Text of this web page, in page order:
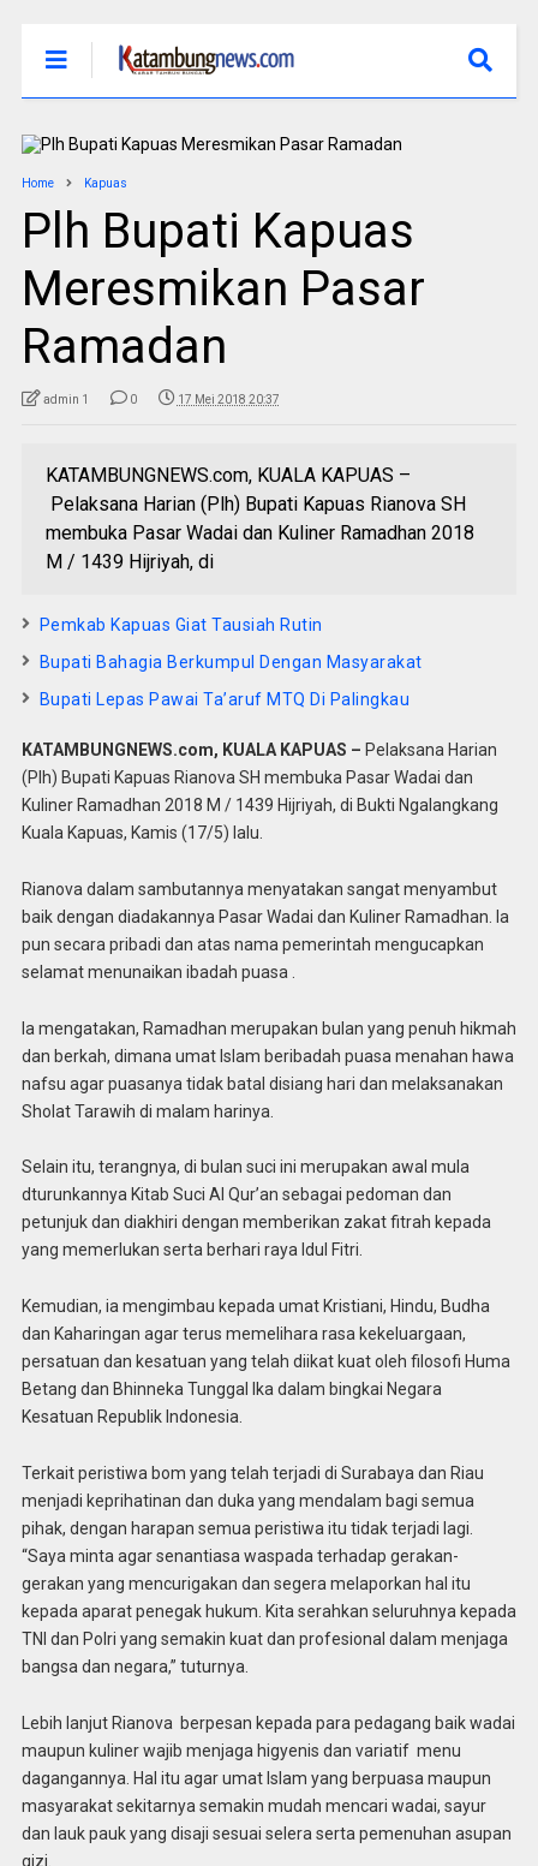
Home Kapuas
Plh Bupati Kapuas
Meresmikan Pasar
Ramadan
admin 1 0 17 Mei 2018 20:37
KATAMBUNGNEWS.com, KUALA KAPUAS –
Pelaksana Harian (Plh) Bupati Kapuas Rianova SH
membuka Pasar Wadai dan Kuliner Ramadhan 2018
M / 1439 Hijriyah, di
Pemkab Kapuas Giat Tausiah Rutin
Bupati Bahagia Berkumpul Dengan Masyarakat
Bupati Lepas Pawai Ta’aruf MTQ Di Palingkau
KATAMBUNGNEWS.com, KUALA KAPUAS – Pelaksana Harian
(Plh) Bupati Kapuas Rianova SH membuka Pasar Wadai dan
Kuliner Ramadhan 2018 M / 1439 Hijriyah, di Bukti Ngalangkang
Kuala Kapuas, Kamis (17/5) lalu.
Rianova dalam sambutannya menyatakan sangat menyambut
baik dengan diadakannya Pasar Wadai dan Kuliner Ramadhan. Ia
pun secara pribadi dan atas nama pemerintah mengucapkan
selamat menunaikan ibadah puasa .
Ia mengatakan, Ramadhan merupakan bulan yang penuh hikmah
dan berkah, dimana umat Islam beribadah puasa menahan hawa
nafsu agar puasanya tidak batal disiang hari dan melaksanakan
Sholat Tarawih di malam harinya.
Selain itu, terangnya, di bulan suci ini merupakan awal mula
dturunkannya Kitab Suci Al Qur’an sebagai pedoman dan
petunjuk dan diakhiri dengan memberikan zakat fitrah kepada
yang memerlukan serta berhari raya Idul Fitri.
Kemudian, ia mengimbau kepada umat Kristiani, Hindu, Budha
dan Kaharingan agar terus memelihara rasa kekeluargaan,
persatuan dan kesatuan yang telah diikat kuat oleh filosofi Huma
Betang dan Bhinneka Tunggal Ika dalam bingkai Negara
Kesatuan Republik Indonesia.
Terkait peristiwa bom yang telah terjadi di Surabaya dan Riau
menjadi keprihatinan dan duka yang mendalam bagi semua
pihak, dengan harapan semua peristiwa itu tidak terjadi lagi.
“Saya minta agar senantiasa waspada terhadap gerakan-
gerakan yang mencurigakan dan segera melaporkan hal itu
kepada aparat penegak hukum. Kita serahkan seluruhnya kepada
TNI dan Polri yang semakin kuat dan profesional dalam menjaga
bangsa dan negara,” tuturnya.
Lebih lanjut Rianova berpesan kepada para pedagang baik wadai
maupun kuliner wajib menjaga higyenis dan variatif menu
dagangannya. Hal itu agar umat Islam yang berpuasa maupun
masyarakat sekitarnya semakin mudah mencari wadai, sayur
dan lauk pauk yang disaji sesuai selera serta pemenuhan asupan
gizi.